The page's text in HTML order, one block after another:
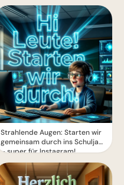
Strahlende Augen: Starten wir
gemeinsam durch ins Schuljahr
– super für Instagram!